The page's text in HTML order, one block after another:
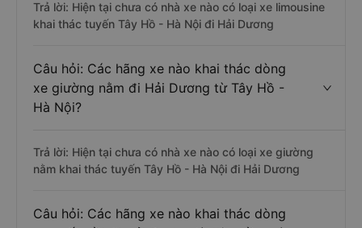
Trả lời: Hiện tại chưa có nhà xe nào có loại xe limousine
khai thác tuyến Tây Hồ - Hà Nội đi Hải Dương
Câu hỏi: Các hãng xe nào khai thác dòng
xe giường nằm đi Hải Dương từ Tây Hồ -
Hà Nội?
Trả lời: Hiện tại chưa có nhà xe nào có loại xe giường
nằm khai thác tuyến Tây Hồ - Hà Nội đi Hải Dương
Câu hỏi: Các hãng xe nào khai thác dòng